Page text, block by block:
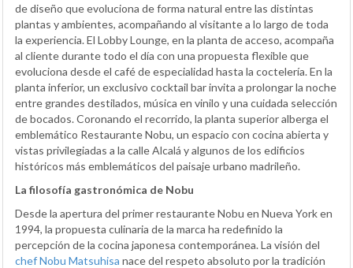
de diseño que evoluciona de forma natural entre las distintas
plantas y ambientes, acompañando al visitante a lo largo de toda
la experiencia. El Lobby Lounge, en la planta de acceso, acompaña
al cliente durante todo el día con una propuesta flexible que
evoluciona desde el café de especialidad hasta la coctelería. En la
planta inferior, un exclusivo cocktail bar invita a prolongar la noche
entre grandes destilados, música en vinilo y una cuidada selección
de bocados. Coronando el recorrido, la planta superior alberga el
emblemático Restaurante Nobu, un espacio con cocina abierta y
vistas privilegiadas a la calle Alcalá y algunos de los edificios
históricos más emblemáticos del paisaje urbano madrileño.
La filosofía gastronómica de Nobu
Desde la apertura del primer restaurante Nobu en Nueva York en
1994, la propuesta culinaria de la marca ha redefinido la
percepción de la cocina japonesa contemporánea. La visión del
chef Nobu Matsuhisa nace del respeto absoluto por la tradición